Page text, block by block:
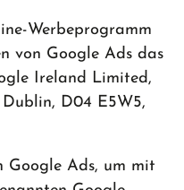
Werbeprogramm
von Google Ads das
Ireland Limited,
D04 E5W5,
Google Ads, um mit